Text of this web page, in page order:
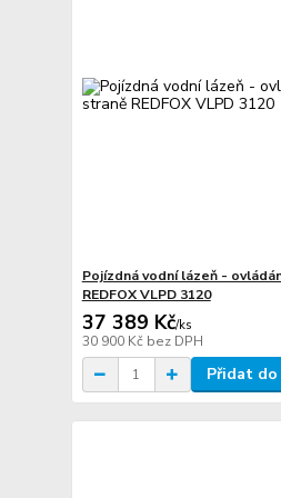
Pojízdná vodní lázeň -
REDFOX VLPD 3120
37 389 Kč/ks
30 900 Kč bez DPH
Přidat do